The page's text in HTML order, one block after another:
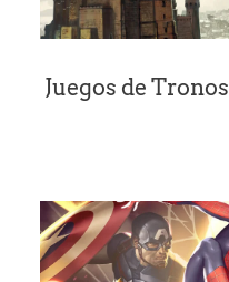
Juegos de Tronos